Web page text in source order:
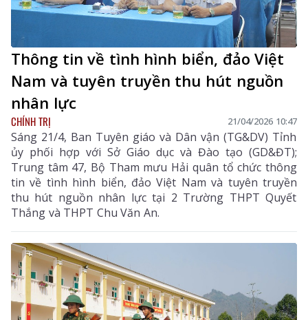
Thông tin về tình hình biển, đảo Việt
Nam và tuyên truyền thu hút nguồn
nhân lực
CHÍNH TRỊ 21/04/2026 10:47
Sáng 21/4, Ban Tuyên giáo và Dân vận (TG&DV) Tỉnh
ủy phối hợp với Sở Giáo dục và Đào tạo (GD&ĐT);
Trung tâm 47, Bộ Tham mưu Hải quân tổ chức thông
tin về tình hình biển, đảo Việt Nam và tuyên truyền
thu hút nguồn nhân lực tại 2 Trường THPT Quyết
Thắng và THPT Chu Văn An.